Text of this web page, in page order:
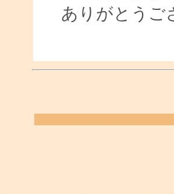
ありがとうご